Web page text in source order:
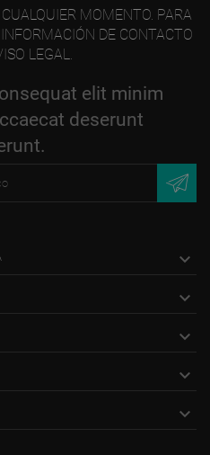
MOMENTO. PARA
DE CONTACTO
LEGAL.
elit minim
deserunt




